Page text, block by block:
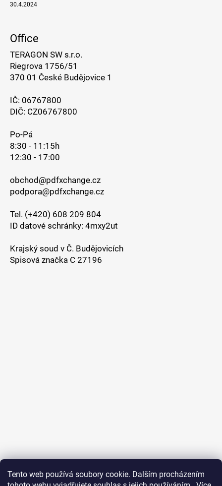
Tento web používá soubory cookie. Dalším procházením
30.4.2024
Office
TERAGON SW s.r.o.
Riegrova 1756/51
370 01 České Budějovice 1
IČ: 06767800
DIČ: CZ06767800
Po-Pá
8:30 - 11:15h
12:30 - 17:00
obchod@pdfxchange.cz
podpora@pdfxchange.cz
Tel. (+420) 608 209 804
ID datové schránky: 4mxy2ut
Krajský soud v Č. Budějovicích
Spisová značka C 27196